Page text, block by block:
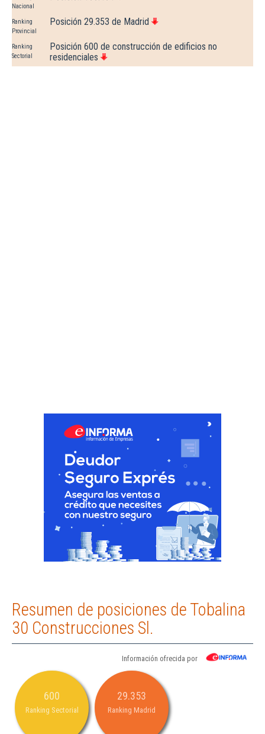
Nacional
Ranking
Provincial
Posición 29.353 de Madrid
Ranking
Sectorial
Posición 600 de construcción de edificios no
residenciales
Resumen de posiciones de Tobalina
30 Construcciones Sl.
Información ofrecida por
600
Ranking Sectorial
29.353
Ranking Madrid